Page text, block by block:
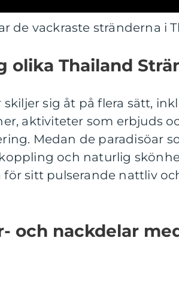
de vackraste stränderna i
olika Thailand
sig åt på flera sätt,
aktiviteter som erbjuds
Medan de paradisöar
och naturlig
sitt pulserande nattliv
och nackdelar